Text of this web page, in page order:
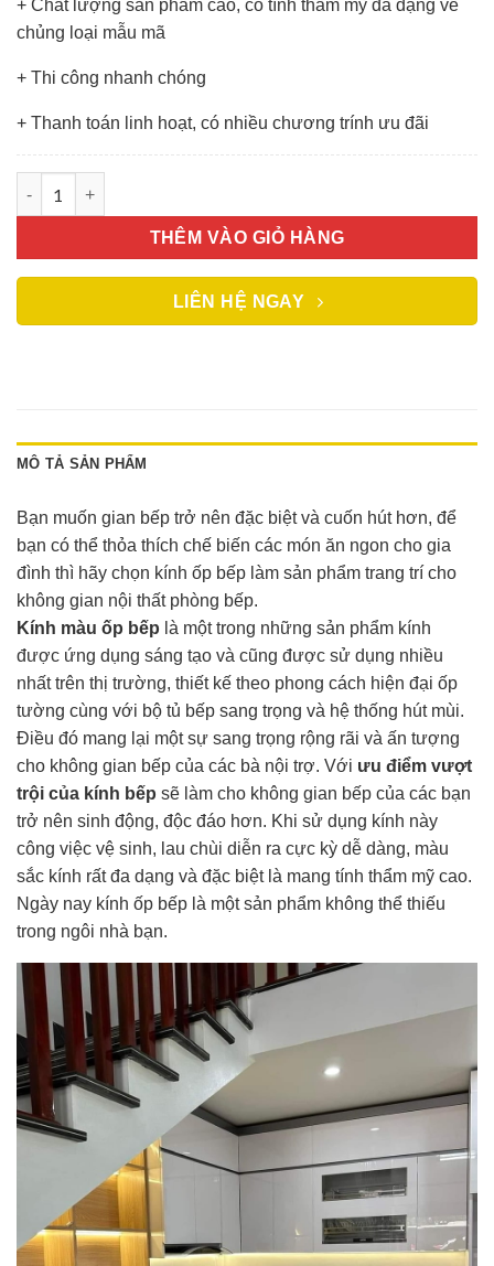
+ Chất lượng sản phẩm cao, có tính thẩm mỹ đa dạng về
chủng loại mẫu mã
+ Thi công nhanh chóng
+ Thanh toán linh hoạt, có nhiều chương trính ưu đãi
THÊM VÀO GIỎ HÀNG
LIÊN HỆ NGAY
MÔ TẢ SẢN PHẨM
Bạn muốn gian bếp trở nên đặc biệt và cuốn hút hơn, để
bạn có thể thỏa thích chế biến các món ăn ngon cho gia
đình thì hãy chọn kính ốp bếp làm sản phẩm trang trí cho
không gian nội thất phòng bếp.
Kính màu ốp bếp là một trong những sản phẩm kính
được ứng dụng sáng tạo và cũng được sử dụng nhiều
nhất trên thị trường, thiết kế theo phong cách hiện đại ốp
tường cùng với bộ tủ bếp sang trọng và hệ thống hút mùi.
Điều đó mang lại một sự sang trọng rộng rãi và ấn tượng
cho không gian bếp của các bà nội trợ. Với ưu điểm vượt
trội của kính bếp sẽ làm cho không gian bếp của các bạn
trở nên sinh động, độc đáo hơn. Khi sử dụng kính này
công việc vệ sinh, lau chùi diễn ra cực kỳ dễ dàng, màu
sắc kính rất đa dạng và đặc biệt là mang tính thẩm mỹ cao.
Ngày nay kính ốp bếp là một sản phẩm không thể thiếu
trong ngôi nhà bạn.